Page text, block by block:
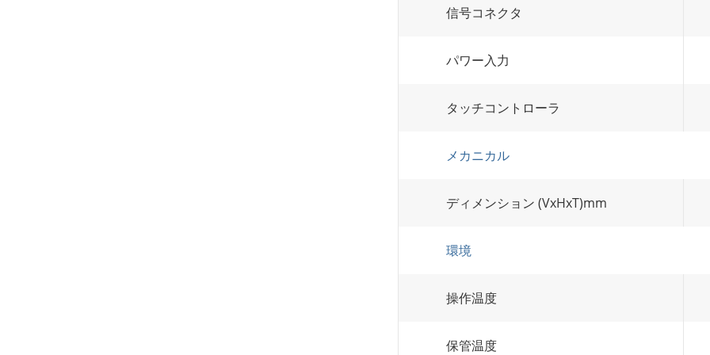
信号コネクタ
パワー入力
タッチコントローラ
メカニカル
ディメンション (VxHxT)mm
環境
操作温度
保管温度